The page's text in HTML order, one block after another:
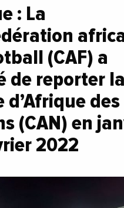
: La
(CAF) a
de reporter la
d’Afrique des
(CAN) en
2022